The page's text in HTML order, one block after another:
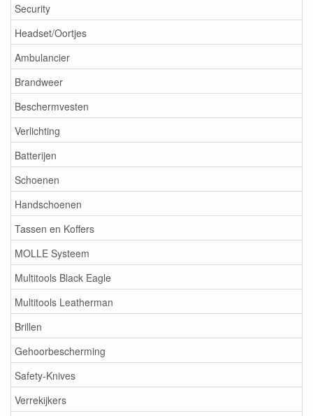
Security
Headset/Oortjes
Ambulancier
Brandweer
Beschermvesten
Verlichting
Batterijen
Schoenen
Handschoenen
Tassen en Koffers
MOLLE Systeem
Multitools Black Eagle
Multitools Leatherman
Brillen
Gehoorbescherming
Safety-Knives
Verrekijkers